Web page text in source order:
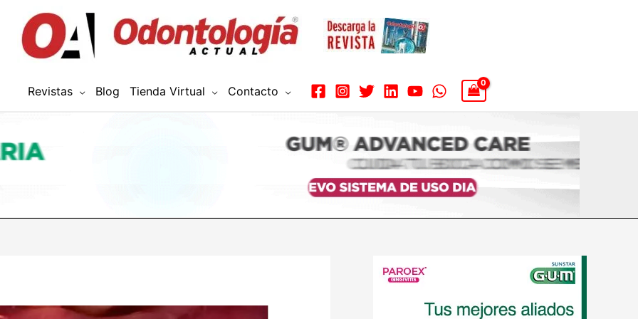
Revistas Blog Tienda Virtual Contacto